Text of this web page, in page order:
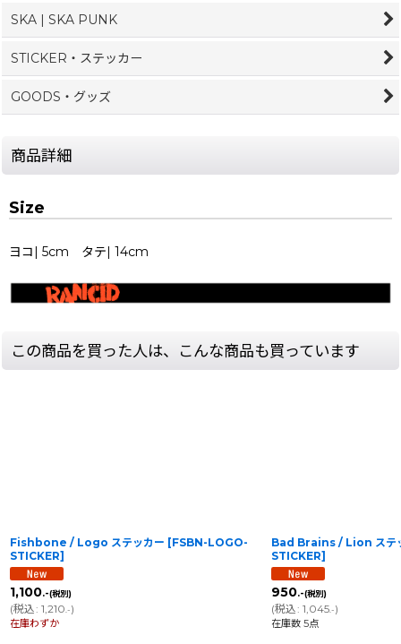
SKA | SKA PUNK
STICKER・ステッカー
GOODS・グッズ
商品詳細
Size
ヨコ| 5cm タテ| 14cm
この商品を買った人は、こんな商品も買っています
Fishbone / Logo ステッカー [FSBN-LOGO-
STICKER]
1,100.-(税別)
(税込: 1,210 .-)
在庫わずか
Bad Brains / Lion ステ
STICKER]
950.-(税別)
(税込: 1,045.-)
在庫数 5点